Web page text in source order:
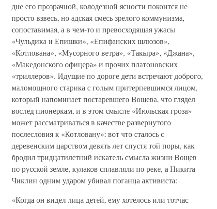
дне его прозрачной, колодезной ясности покоится не
просто взвесь, но адская смесь зрелого коммунизма,
сопоставимая, а в чем-то и превосходящая ужасы
«Чульдика и Епишки», «Епифанских шлюзов»,
«Котлована», «Мусорного ветра», «Такыра», «Джана»,
«Македонского офицера» и прочих платоновских
«триллеров». Идущие по дороге дети встречают доброго,
маломощного старика с голым притерпевшимся лицом,
который напоминает постаревшего Вощева, что глядел
вослед пионеркам, и в этом смысле «Июльская гроза»
может рассматриваться в качестве развернутого
послесловия к «Котловану»: вот что сталось с
деревенским царством девять лет спустя той поры, как
бродил тридцатилетний искатель смысла жизни Вощев
по русской земле, кулаков сплавляли по реке, а Никита
Чиклин одним ударом убивал поганца активиста:
«Когда он видел лица детей, ему хотелось или тотчас